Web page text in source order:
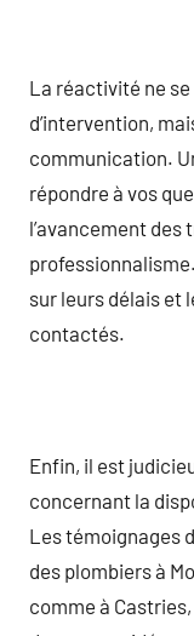
La réactivité ne
d’intervention,
communication.
répondre à vos
l’avancement des
sur leurs délais et
contactés.
Enfin, il est
concernant la
Les témoignages
des plombiers à
comme à